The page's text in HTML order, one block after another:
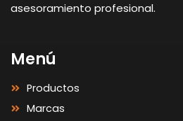
asesoramiento profesional.
Menú
Productos
Marcas